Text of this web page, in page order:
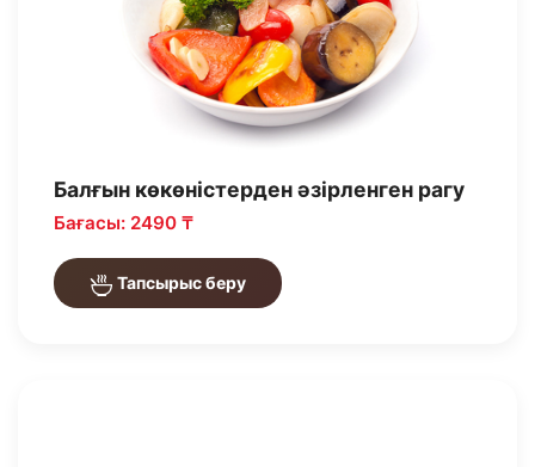
Балғын көкөністерден әзірленген рагу
Бағасы: 2490 ₸
Тапсырыс беру